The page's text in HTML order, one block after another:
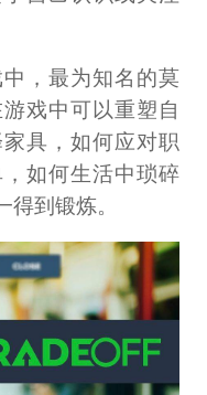
，最为知名的莫
戏中可以重塑自
具，如何应对职
如何生活中琐碎
到锻炼。